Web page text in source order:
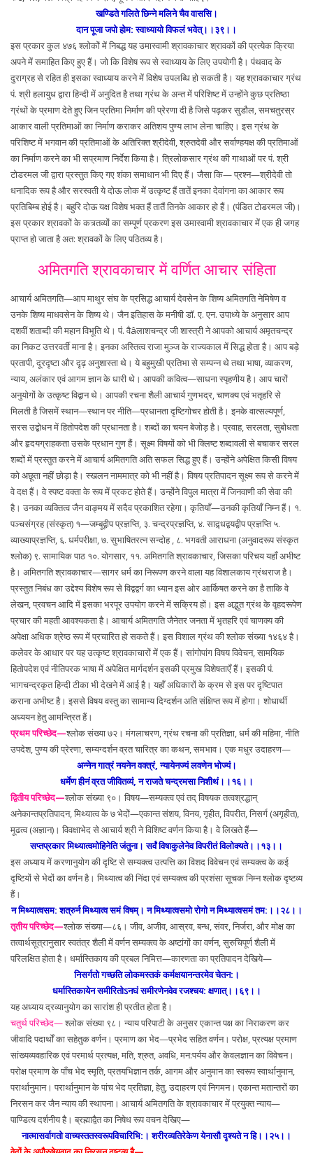
खण्डिते गलिते छिन्ने मलिने चैव वाससि।
दान पूजा जपो होम: स्वाध्यायो विफलं भवेत्।।३९।।
इस प्रकार कुल ४७६ श्लोकों में निबद्ध यह उमास्वामी श्रावकाचार श्रावकों की प्रत्येक क्रिया
अपने में समाहित किए हुए हैं। जो कि विशेष रूप से स्वाध्याय के लिए उपयोगी है। पंथवाद के
दुराग्रह से रहित ही इसका स्वाध्याय करने में विशेष उपलब्धि हो सकती है। यह श्रावकाचार ग्रंथ
पं. श्री हलायुध द्वारा हिन्दी में अनुदित है तथा ग्रंथ के अन्त में परिशिष्ट में उन्होंने कुछ प्रतिष्ठा
ग्रंथों के प्रमाण देते हुए जिन प्रतिमा निर्माण की प्रेरणा दी है जिसे पढ़कर सुडौल, समचतुरस्र
आकार वाली प्रतिमाओं का निर्माण कराकर अतिशय पुण्य लाभ लेना चाहिए। इस ग्रंथ के
परिशिष्ट में भगवान की प्रतिमाओं के अतिरिक्त श्रीदेवी, श्रुतदेवी और सर्वाण्हयक्ष की प्रतिमाओं
का निर्माण करने का भी सप्रमाण निर्देश किया है। त्रिलोकसार ग्रंथ की गाथाओं पर पं. श्री
टोडरमल जी द्वारा प्रस्तुत किए गए शंका समाधान भी दिए हैं। जैसा कि— प्रश्न—श्रीदेवी तो
धनादिक रूप है और सरस्वती ये दोऊ लोक में उत्कृष्ट हैं तातें इनका देवांगना का आकार रूप
प्रतिबिम्ब होई है। बहुरि दोऊ यक्ष विशेष भक्त हैं तातैं तिनके आकार हो हैं। (पंडित टोडरमल जी)।
इस प्रकार श्रावकों के कत्र्तव्यों का सम्पूर्ण प्रकरण इस उमास्वामी श्रावकाचार में एक ही जगह
प्राप्त हो जाता है अत: श्रावकों के लिए पठितव्य है।
अमितगति श्रावकाचार में वर्णित आचार संहिता
आचार्य अमितगति—आप माथुर संघ के प्रसिद्ध आचार्य देवसेन के शिष्य अमितगति नेमिषेण व
उनके शिष्य माधवसेन के शिष्य थे। जैन इतिहास के मनीषी डॉ. ए. एन. उपाध्ये के अनुसार आप
दशवीं शताब्दी की महान विभूति थे। पं. वैâलाशचन्द्र जी शास्त्री ने आपको आचार्य अमृतचन्द्र
का निकट उत्तरवर्ती माना है। इनका अस्तित्व राजा मुञ्ज के राज्यकाल में सिद्ध होता है। आप बड़े
प्रतापी, दूरदृष्टा और दृढ़ अनुशास्ता थे। ये बहुमुखी प्रतिभा से सम्पन्न थे तथा भाषा, व्याकरण,
न्याय, अलंकार एवं आगम ज्ञान के धारी थे। आपकी कवित्व—साधना स्पृहणीय है। आप चारों
अनुयोगों के उत्कृष्ट विद्वान थे। आपकी रचना शैली आचार्य गुणभद्र, चाणक्य एवं भतृहरि से
मिलती है जिसमें स्थान—स्थान पर नीति—प्रधानता दृष्टिगोचर होती है। इनके वात्सल्यपूर्ण,
सरस उद्बोधन में हितोपदेश की प्रधानता है। शब्दों का चयन बेजोड़ है। प्रवाह, सरलता, सुबोधता
और हृदयग्राहकता उसके प्रधान गुण हैं। सूक्ष्म विषयों को भी क्लिष्ट शब्दावली से बचाकर सरल
शब्दों में प्रस्तुत करने में आचार्य अमितगति अति सफल सिद्ध हुए हैं। उन्होंने अपेक्षित किसी विषय
को अछूता नहीं छोड़ा है। स्खलन नाममात्र को भी नहीं है। विषय प्रतिपादन सूक्ष्म रूप से करने में
वे दक्ष हैं। वे स्पष्ट वक्ता के रूप में प्रकट होते हैं। उन्होंने विपुल मात्रा में जिनवाणी की सेवा की
है। उनका व्यक्तित्व जैन वाङ्मय में सदैव प्रकाशित रहेगा। कृतियाँ—उनकी कृतियाँ निम्न हैं। १.
पञ्चसंग्रह (संस्कृत) १—जम्बूद्वीप प्रज्ञप्ति, ३. चन्द्रप्रज्ञप्ति, ४. साद्र्धद्वयद्वीप प्रज्ञप्ति ५.
व्याख्याप्रज्ञप्ति, ६. धर्मपरीक्षा, ७. सुभाषितरत्न सन्दोह , ८. भगवती आराधना (अनुवादरूप संस्कृत
श्लोक) ९. सामायिक पाठ १०. योगसार, ११. अमितगति श्रावकाचार, जिसका परिचय यहाँ अभीष्ट
है। अमितगति श्रावकाचार—सागर धर्म का निरूपण करने वाला यह विशालकाय ग्रंथराज है।
प्रस्तुत निबंध का उद्देश्य विशेष रूप से विद्वद्वर्ग का ध्यान इस ओर आर्किषत करने का है ताकि वे
लेखन, प्रवचन आदि में इसका भरपूर उपयोग करने में सक्रिय हों। इस अद्भुत ग्रंथ के वृहदरूपेण
प्रचार की महती आवश्यकता है। आचार्य अमितगति जैनेतर जनता में भृतहरि एवं चाणक्य की
अपेक्षा अधिक श्रेष्ठ रूप में प्रचारित हो सकते हैं। इस विशाल ग्रंथ की श्लोक संख्या १४६४ है।
कलेवर के आधार पर यह उत्कृष्ट श्रावकाचारों में एक हैं। सांगोपांग विषय विवेचन, सामयिक
हितोपदेश एवं नीतिपरक भाषा में अपेक्षित मार्गदर्शन इसकी प्रमुख विशेषताएँ हैं। इसकी पं.
भागचन्द्रकृत हिन्दी टीका भी देखने में आई है। यहाँ अधिकारों के क्रम से इस पर दृष्टिपात
कराना अभीष्ट है। इससे विषय वस्तु का सामान्य दिग्दर्शन अति संक्षिप्त रूप में होगा। शोधार्थी
अध्ययन हेतु आमन्त्रित हैं।
प्रथम परिच्छेद—श्लोक संख्या ७२। मंगलाचरण, ग्रंथ रचना की प्रतिज्ञा, धर्म की महिमा, नीति
उपदेश, पुण्य की प्रेरणा, सम्यग्दर्शन व्रत चारित्र का कथन, समभाव। एक मधुर उदाहरण—
अन्नेन गात्रं नयनेन वक्त्रं, न्यायेनज्यं लवणेन भोज्यं।
धर्मेण हीनं व्रत जीवितव्यं, न राजते चन्द्रमसा निशीथं।।१६।।
द्वितीय परिच्छेद—श्लोक संख्या ९०। विषय—सम्यक्त्व एवं तद् विषयक तत्वश्रद्धान्
अनेकान्तप्रतिपादन, मिथ्यात्व के ७ भेदों—एकान्त संशय, विनय, गृहीत, विपरीत, निसर्ग (अगृहीत),
मूढत्व (अज्ञान)। विवक्षाभेद से आचार्य श्री ने विशिष्ट वर्णन किया है। वे लिखते हैं—
सप्तप्रकार मिथ्यात्वमोहिनेति जंतुना। सर्वं विषाकुलेनेव विपरीतं विलोक्यते।।१३। ।
इस अध्याय में करणानुयोग की दृष्टि से सम्यक्त्व उत्पत्ति का विशद विवेचन एवं सम्यक्त्व के कई
दृष्टियों से भेदों का वर्णन है। मिथ्यात्व की निंदा एवं सम्यक्त्व की प्रशंसा सूचक निम्न श्लोक दृष्टव्य
हैं।
न मिथ्यात्वसम: शत्रुर्न मिथ्यात्व समं विषम्। न मिथ्यात्वसमो रोगो न मिथ्यात्वसमं तम:।।२८।।
तृतीय परिच्छेद—श्लोक संख्या—८६। जीव, अजीव, आस्रव, बन्ध, संवर, निर्जरा, और मोक्ष का
तत्वार्थसूत्रानुसार स्वतंत्र शैली में वर्णन सम्यक्त्व के अष्टांगों का वर्णन, सुरुचिपूर्ण शैली में
परिलक्षित होता है। धर्मास्तिकाय की प्रबल निमित्त—कारणता का प्रतिपादन देखिये—
निसर्गतो गच्छति लोकमस्तकं कर्मक्षयानन्तरमेव चेतन:।
धर्मास्तिकायेन समीरितोऽनघं समीरणेनवेव रजश्चय: क्षणात्।।६९।।
यह अध्याय द्रव्यानुयोग का सारांश ही प्रतीत होता है।
चतुर्थ परिच्छेद—श्लोक संख्या ९८। न्याय परिपाटी के अनुसर एकान्त पक्ष का निराकरण कर
जीवादि पदार्थों का सहेतुक वर्णन। प्रमाण का भेद—प्रभेद सहित वर्णन। परोक्ष, प्रत्यक्ष प्रमाण
सांख्यव्यवहारिक एवं परमार्थ प्रत्यक्ष, मति, श्रुत, अवधि, मन:पर्यय और केवलज्ञान का विवेचन।
परोक्ष प्रमाण के पाँच भेद स्मृति, प्रतयभिज्ञान तर्क, आगम और अनुमान का स्वरूप स्वार्थानुमान,
परार्थानुमान। परार्थानुमान के पांच भेद प्रतिज्ञा, हेतु, उदाहरण एवं निगमन। एकान्त मतान्तरों का
निरसन कर जैन न्याय की स्थापना। आचार्य अमितगति के श्रावकाचार में प्रयुक्त न्याय—
पाण्डित्य दर्शनीय है। ब्रह्माद्वैत का निषेध रूप वचन देखिए—
नात्मासर्वागतो वाच्यस्ततस्वरूपविचारिभि:। शरीरव्यतिरेकेण येनासौ दृश्यते न हि।।२५।।